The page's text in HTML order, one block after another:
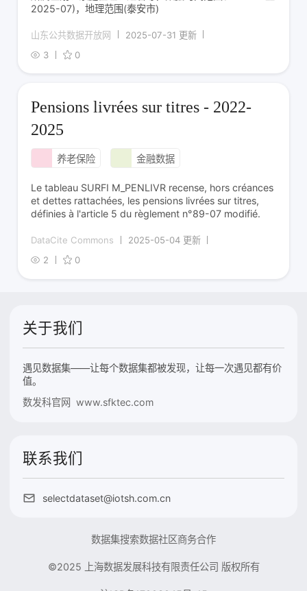
2025-07)，地理范围(泰安市)
山东公共数据开放网
2025-07-31 更新
3
0
Pensions livrées sur titres - 2022-
2025
养老保险 金融数据
Le tableau SURFI M_PENLIVR recense, hors créances
et dettes rattachées, les pensions livrées sur titres,
définies à l'article 5 du règlement n°89-07 modifié.
DataCite Commons
2025-05-04 更新
2
0
关于我们
遇见数据集——让每个数据集都被发现，让每一次遇见都有价
值。
数发科官网 www.sfktec.com
联系我们
selectdataset@iotsh.com.cn
数据集搜索数据社区商务合作
©2025 上海数据发展科技有限责任公司 版权所有